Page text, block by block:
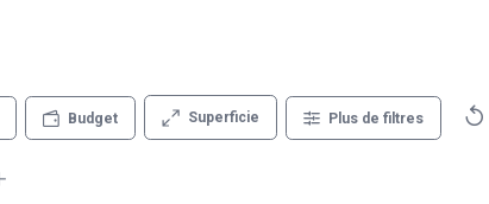
Budget Superficie Plus de filtres